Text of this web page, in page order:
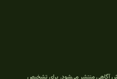
آگاهی منتشر می‌شود. برای تشخیص